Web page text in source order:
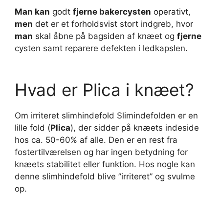
Man kan godt fjerne bakercysten operativt,
men det er et forholdsvist stort indgreb, hvor
man skal åbne på bagsiden af knæet og fjerne
cysten samt reparere defekten i ledkapslen.
Hvad er Plica i knæet?
Om irriteret slimhindefold Slimindefolden er en
lille fold (Plica), der sidder på knæets indeside
hos ca. 50-60% af alle. Den er en rest fra
fostertilværelsen og har ingen betydning for
knæets stabilitet eller funktion. Hos nogle kan
denne slimhindefold blive ”irriteret” og svulme
op.